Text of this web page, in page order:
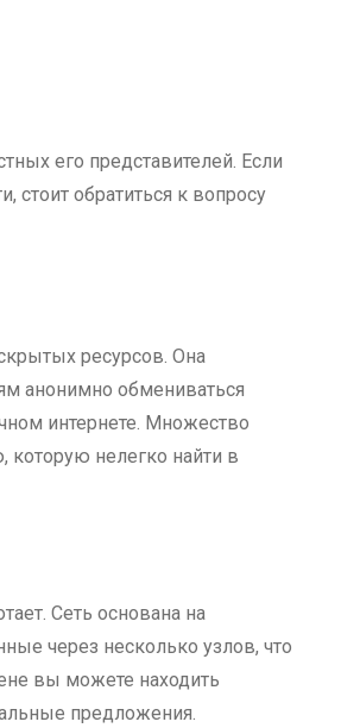
его представителей. Если
стоит обратиться к вопросу
ресурсов. Она
анонимно обмениваться
интернете. Множество
которую нелегко найти в
Сеть основана на
через несколько узлов, что
вы можете находить
предложения.